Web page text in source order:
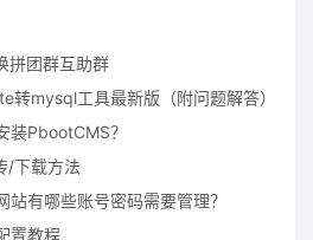
拼团群互助群
mysql工具最新版（附问题解答）
装PbootCMS？
/下载方法
站有哪些账号密码需要管理？
置教程